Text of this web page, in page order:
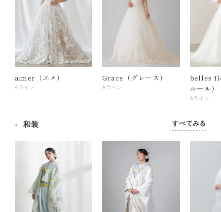
aimer（エメ）
Aライン
Grace（グレース）
Aライン
belles
ルール）
Aライン
和装 すべてみる